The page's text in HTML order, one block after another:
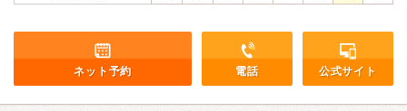
ネット予約 電話 公式サイト